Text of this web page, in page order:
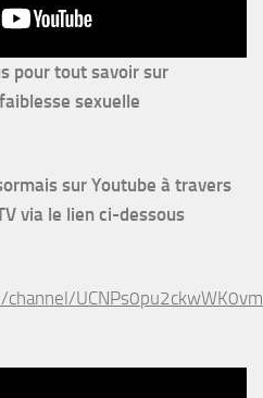
pour tout savoir sur
sexuelle
sur Youtube à travers
via le lien ci-dessous